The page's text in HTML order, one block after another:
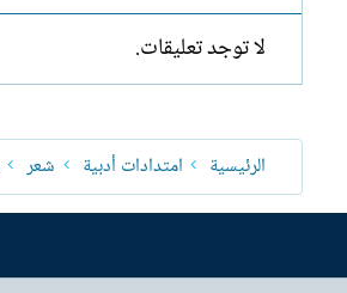
لا توجد تعليقات.
الرئيسية امتدادات أدبية شعر